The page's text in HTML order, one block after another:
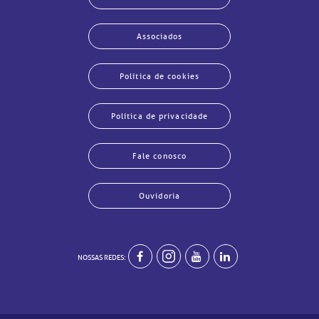
Associados
Política de cookies
Política de privacidade
Fale conosco
Ouvidoria
NOSSAS REDES: